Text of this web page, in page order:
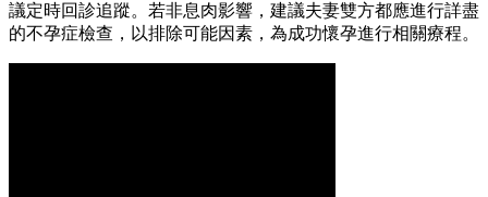
議定時回診追蹤。若非息肉影響，建議夫妻雙方都應進行詳盡
的不孕症檢查，以排除可能因素，為成功懷孕進行相關療程。